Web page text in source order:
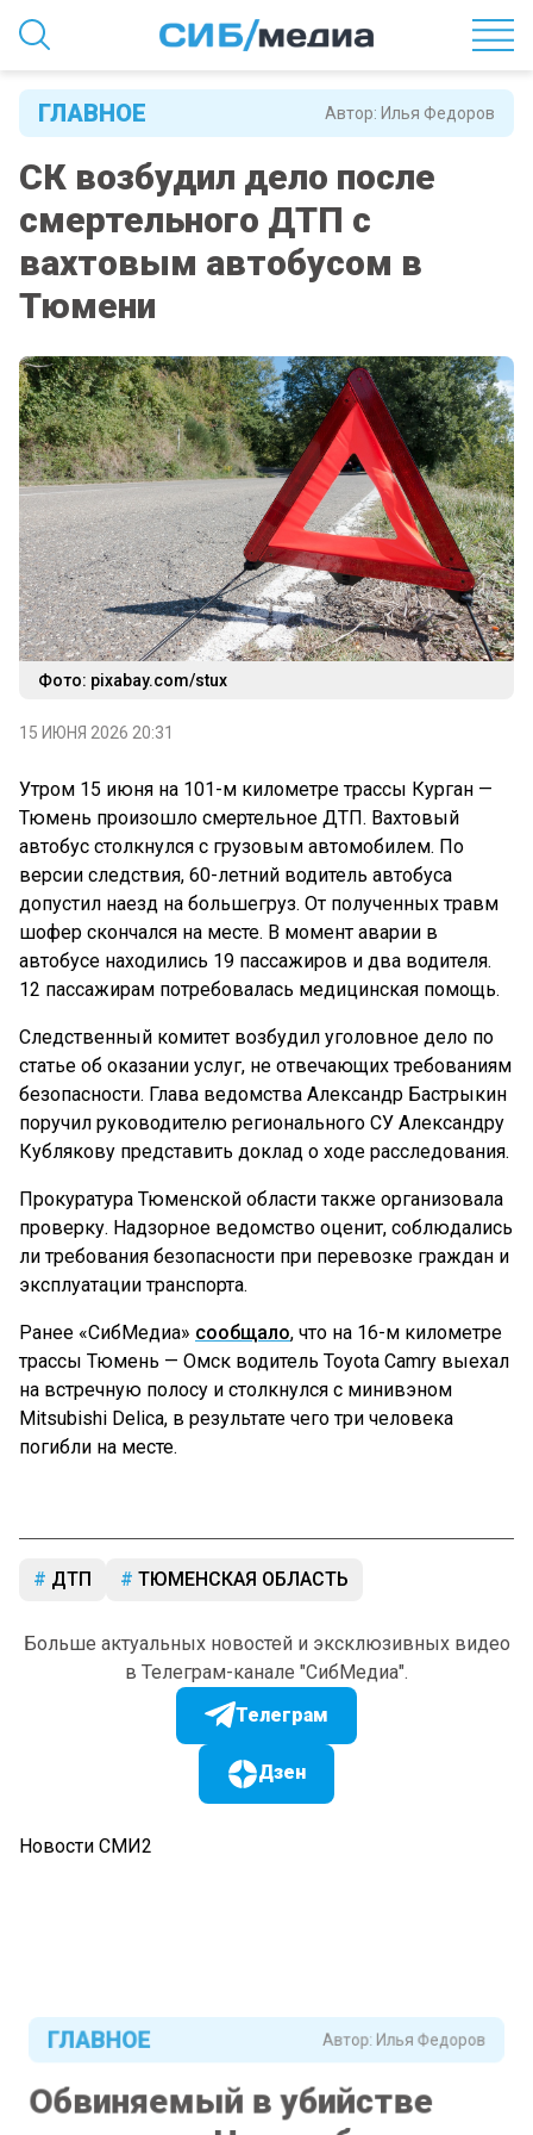
Автор: Илья Федоров
ГЛАВНОЕ
СК возбудил дело после
смертельного ДТП с
вахтовым автобусом в
Тюмени
Фото: pixabay.com/stux
15 ИЮНЯ 2026 20:31
Утром 15 июня на 101-м километре трассы Курган —
Тюмень произошло смертельное ДТП. Вахтовый
автобус столкнулся с грузовым автомобилем. По
версии следствия, 60-летний водитель автобуса
допустил наезд на большегруз. От полученных травм
шофер скончался на месте. В момент аварии в
автобусе находились 19 пассажиров и два водителя.
12 пассажирам потребовалась медицинская помощь.
Следственный комитет возбудил уголовное дело по
статье об оказании услуг, не отвечающих требованиям
безопасности. Глава ведомства Александр Бастрыкин
поручил руководителю регионального СУ Александру
Кублякову представить доклад о ходе расследования.
Прокуратура Тюменской области также организовала
проверку. Надзорное ведомство оценит, соблюдались
ли требования безопасности при перевозке граждан и
эксплуатации транспорта.
Ранее «СибМедиа» сообщало, что на 16-м километре
трассы Тюмень — Омск водитель Toyota Camry выехал
на встречную полосу и столкнулся с минивэном
Mitsubishi Delica, в результате чего три человека
погибли на месте.
ДТП ТЮМЕНСКАЯ ОБЛАСТЬ
Больше актуальных новостей и эксклюзивных видео
в Телеграм-канале "СибМедиа".
Телеграм
Дзен
Новости СМИ2
Обвиняемый в убийстве
вице-мэра Новосибирска